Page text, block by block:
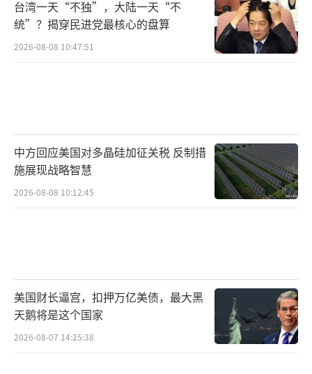
台湾一天“不独”，大陆一天“不
统”？揭穿民进党最核心的盘算
2026-08-08 10:47:51
中方回应美国对多晶硅加征关税 反制措
施展现战略智慧
2026-08-08 10:12:45
美国财长逼宫，扣押万亿美债，最大黑
天鹅将是这个国家
2026-08-07 14:25:38